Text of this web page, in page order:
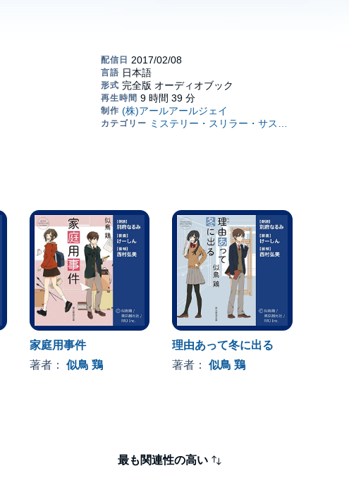
家庭用事件
著者： 似鳥 鶏
理由あって冬に出る
著者：似鳥 鶏
最も関連性の高い